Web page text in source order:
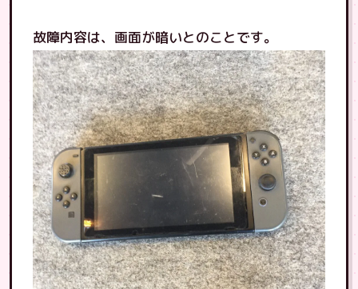
故障内容は、画面が暗いとのことです。